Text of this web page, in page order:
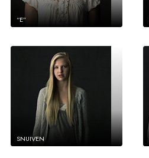
“E”
SNUIVEN